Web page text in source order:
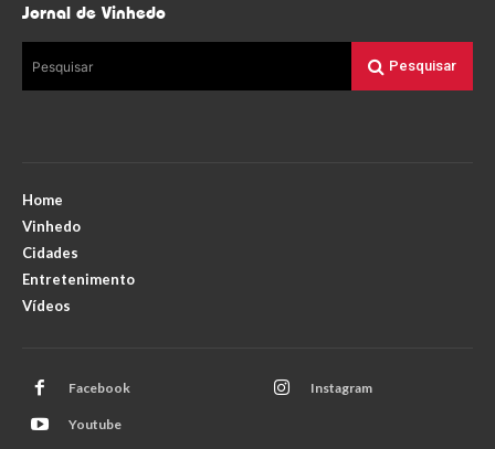
Jornal de Vinhedo
Pesquisar Pesquisar
Home
Vinhedo
Cidades
Entretenimento
Vídeos
Facebook Instagram
Youtube